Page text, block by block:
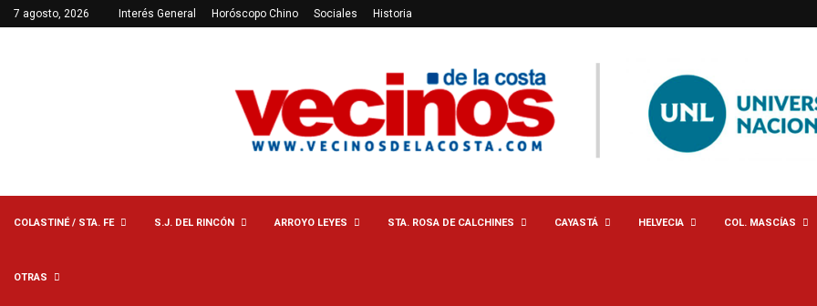
7 agosto, 2026 Interés General Horóscopo Chino Sociales Historia
COLASTINÉ / STA. FE S.J. DEL RINCÓN ARROYO LEYES STA. ROSA DE CALCHINES CAYASTÁ HELVECIA COL. MASCÍAS
OTRAS